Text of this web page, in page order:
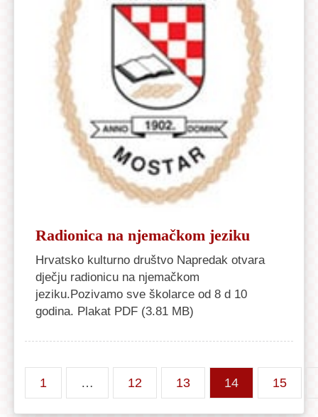
Radionica na njemačkom jeziku
Hrvatsko kulturno društvo Napredak otvara
dječju radionicu na njemačkom
jeziku.Pozivamo sve školarce od 8 d 10
godina. Plakat PDF (3.81 MB)
1 … 12 13 14 15